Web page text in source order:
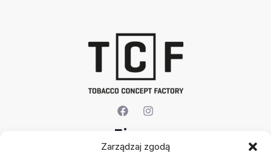
Zarządzaj zgodą
Firma